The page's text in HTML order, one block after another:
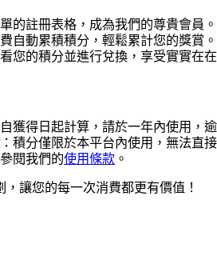
單的註冊表格，成為我們的尊貴會員。
費自動累積積分，輕鬆累計您的獎賞。
您的積分並進行兌換，享受實實在
自獲得日起計算，請於一年內使用，
：積分僅限於本平台內使用，無法直
閱我們的使用條款 。
讓您的每一次消費都更有價值！